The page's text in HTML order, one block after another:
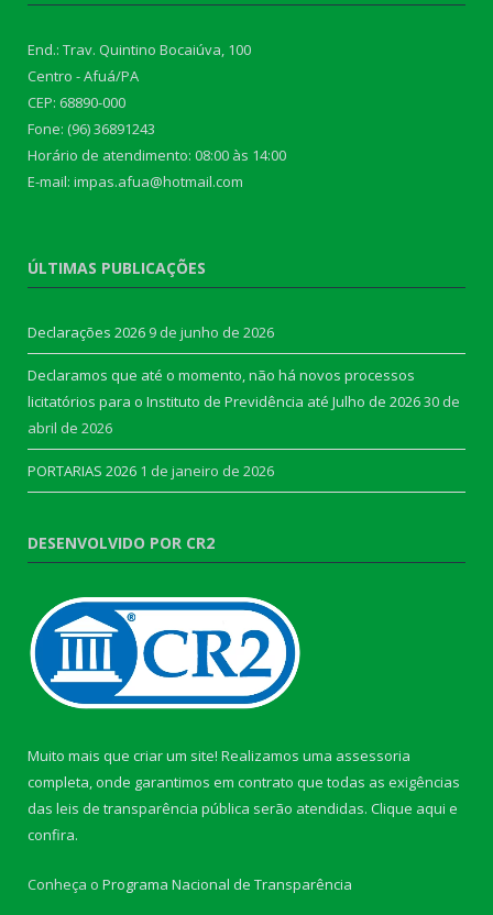
End.: Trav. Quintino Bocaiúva, 100
Centro - Afuá/PA
CEP: 68890-000
Fone: (96) 36891243
Horário de atendimento: 08:00 às 14:00
E-mail: impas.afua@hotmail.com
ÚLTIMAS PUBLICAÇÕES
Declarações 2026 9 de junho de 2026
Declaramos que até o momento, não há novos processos
licitatórios para o Instituto de Previdência até Julho de 202630 de
abril de 2026
PORTARIAS 2026 1 de janeiro de 2026
DESENVOLVIDO POR CR2
Muito mais que criar um site! Realizamos uma assessoria
completa, onde garantimos em contrato que todas as exigências
das leis de transparência pública serão atendidas. Clique aqui e
confira.
Conheça o Programa Nacional de Transparência